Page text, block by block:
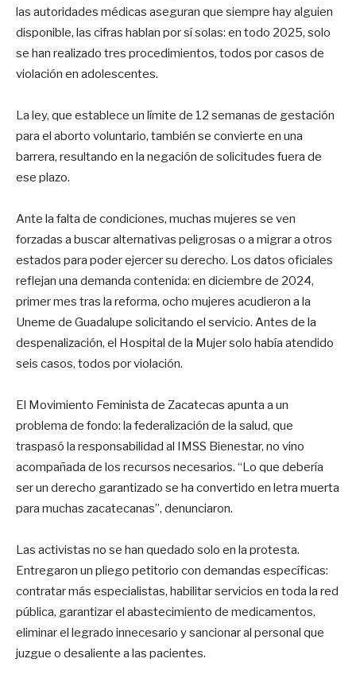
las autoridades médicas aseguran que siempre hay alguien
disponible, las cifras hablan por sí solas: en todo 2025, solo
se han realizado tres procedimientos, todos por casos de
violación en adolescentes.
La ley, que establece un límite de 12 semanas de gestación
para el aborto voluntario, también se convierte en una
barrera, resultando en la negación de solicitudes fuera de
ese plazo.
Ante la falta de condiciones, muchas mujeres se ven
forzadas a buscar alternativas peligrosas o a migrar a otros
estados para poder ejercer su derecho. Los datos oficiales
reflejan una demanda contenida: en diciembre de 2024,
primer mes tras la reforma, ocho mujeres acudieron a la
Uneme de Guadalupe solicitando el servicio. Antes de la
despenalización, el Hospital de la Mujer solo había atendido
seis casos, todos por violación.
El Movimiento Feminista de Zacatecas apunta a un
problema de fondo: la federalización de la salud, que
traspasó la responsabilidad al IMSS Bienestar, no vino
acompañada de los recursos necesarios. “Lo que debería
ser un derecho garantizado se ha convertido en letra muerta
para muchas zacatecanas”, denunciaron.
Las activistas no se han quedado solo en la protesta.
Entregaron un pliego petitorio con demandas específicas:
contratar más especialistas, habilitar servicios en toda la red
pública, garantizar el abastecimiento de medicamentos,
eliminar el legrado innecesario y sancionar al personal que
juzgue o desaliente a las pacientes.